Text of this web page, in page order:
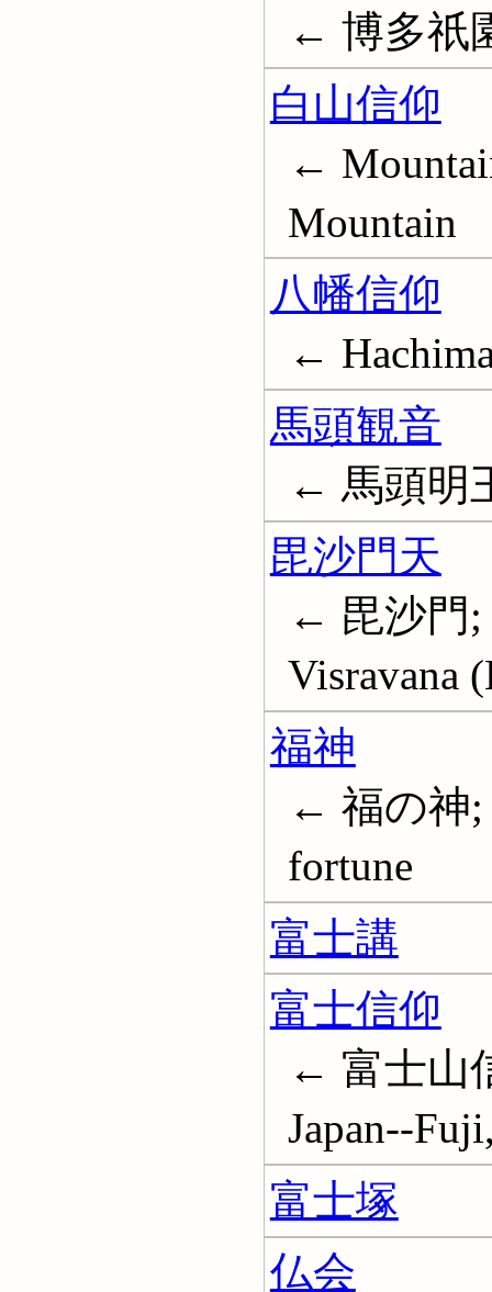
← 博多祇
白山信仰
←
Mountain
八幡信仰
←
馬頭観音
← 馬頭明
毘沙門天
← 毘沙門;
Visravana
福神
← 福の神;
fortune
富士講
富士信仰
← 富士山
Japan--
富士塚
仏会